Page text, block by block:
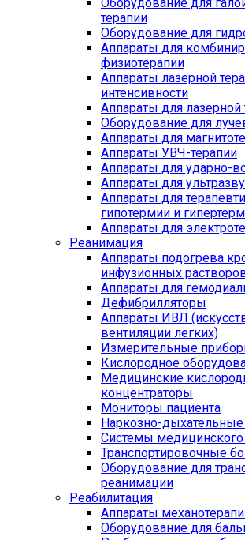
терапии
Оборудование для
Аппараты для
физиотерапии
Аппараты лазерной
интенсивности
Аппараты для лазерной
Оборудование для
Аппараты для
Аппараты УВЧ-терапии
Аппараты для ударно-
Аппараты для
Аппараты для
гипотермии и
Аппараты для
Реанимация
Аппараты подогрева
инфузионных
Аппараты для
Дефибрилляторы
Аппараты ИВЛ
вентиляции лёгких)
Измерительные
Кислородное
Медицинские
концентраторы
Мониторы пациента
Наркозно-дыхательные
Системы медицинского
Транспортировочные
Оборудование для
реанимации
Реабилитация
Аппараты
Оборудование для